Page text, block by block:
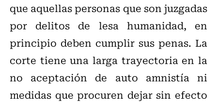
que aquellas personas que son juzgadas
por delitos de lesa humanidad, en
principio deben cumplir sus penas. La
corte tiene una larga trayectoria en la
no aceptación de auto amnistía ni
medidas que procuren dejar sin efecto